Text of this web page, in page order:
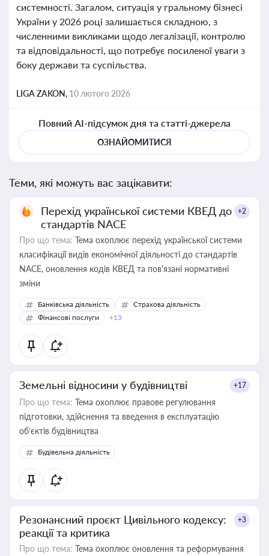
системності. Загалом, ситуація у гральному бізнесі
України у 2026 році залишається складною, з
численними викликами щодо легалізації, контролю
та відповідальності, що потребує посиленої уваги з
боку держави та суспільства.
LIGA ZAKON, 10 лютого 2026
Повний AI-підсумок дня та статті-джерела
ОЗНАЙОМИТИСЯ
Теми, які можуть вас зацікавити:
Перехід української системи КВЕД до
стандартів NACE
+2
Про що тема: Тема охоплює перехід української системи
класифікації видів економічної діяльності до стандартів
NACE, оновлення кодів КВЕД та пов'язані нормативні
зміни
Банківська діяльність
Страхова діяльність
Фінансові послуги
+13
Земельні відносини у будівництві +17
Про що тема: Тема охоплює правове регулювання
підготовки, здійснення та введення в експлуатацію
об’єктів будівництва
Будівельна діяльність
Резонансний проєкт Цивільного кодексу:
реакції та критика
+3
Про що тема: Тема охоплює оновлення та реформування